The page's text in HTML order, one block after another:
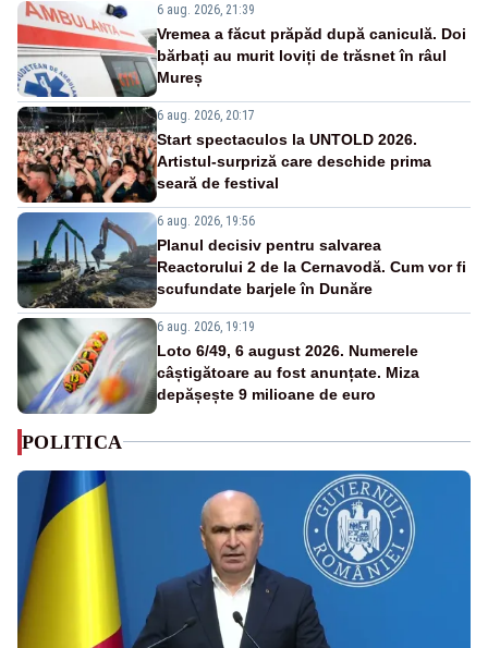
6 aug. 2026, 21:39
Vremea a făcut prăpăd după caniculă. Doi
bărbați au murit loviți de trăsnet în râul
Mureș
6 aug. 2026, 20:17
Start spectaculos la UNTOLD 2026.
Artistul-surpriză care deschide prima
seară de festival
6 aug. 2026, 19:56
Planul decisiv pentru salvarea
Reactorului 2 de la Cernavodă. Cum vor fi
scufundate barjele în Dunăre
6 aug. 2026, 19:19
Loto 6/49, 6 august 2026. Numerele
câștigătoare au fost anunțate. Miza
depășește 9 milioane de euro
POLITICA